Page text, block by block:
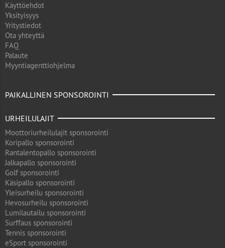
Käyttöehdot
Yksityisyys
Yritystiedot
Ota yhteyttä
FAQ
Palaute
Myyntiagenttiohjelma
PAIKALLINEN SPONSOROINTI
URHEILULAJIT
Moottoriurheilulajit sponsorointi
Koripallo sponsorointi
Rantalentopallo sponsorointi
Jalkapallo sponsorointi
Golf sponsorointi
Käsipallo sponsorointi
Yleisurheilu sponsorointi
Hevosurheilu sponsorointi
Lumilautailu sponsorointi
Surffaus sponsorointi
Tennis sponsorointi
eSport sponsorointi